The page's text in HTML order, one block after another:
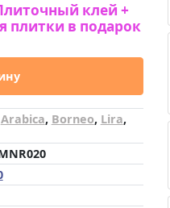
клей +
плитки в подарок
Arabica, Borneo, Lira,